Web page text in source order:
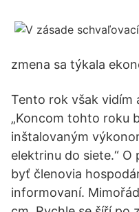
zmena sa týkala
Tento rok však vidím
„Koncom tohto roku
inštalovaným
elektrinu do siete.“
byť členovia
informovaní.